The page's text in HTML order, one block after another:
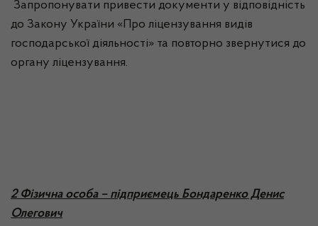
Запропонувати привести документи у відповідність
до Закону України «Про ліцензування видів
господарської діяльності» та повторно звернутися до
органу ліцензування.
2 Фізична особа – підприємець Бондаренко Денис
Олегович